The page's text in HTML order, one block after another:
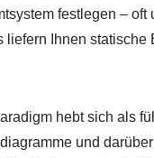
festlegen – oft
Ihnen statische
hebt sich als
und